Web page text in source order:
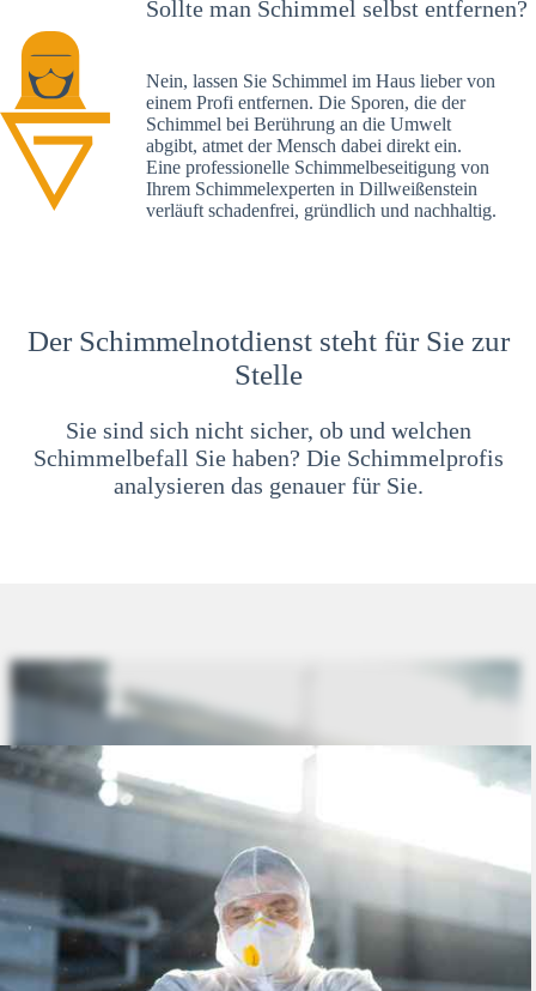
Sollte man Schimmel selbst entfernen?
Nein, lassen Sie Schimmel im Haus lieber von
einem Profi entfernen. Die Sporen, die der
Schimmel bei Berührung an die Umwelt
abgibt, atmet der Mensch dabei direkt ein.
Eine professionelle Schimmelbeseitigung von
Ihrem Schimmelexperten in Dillweißenstein
verläuft schadenfrei, gründlich und nachhaltig.
Der Schimmelnotdienst steht für Sie zur
Stelle
Sie sind sich nicht sicher, ob und welchen
Schimmelbefall Sie haben? Die Schimmelprofis
analysieren das genauer für Sie.